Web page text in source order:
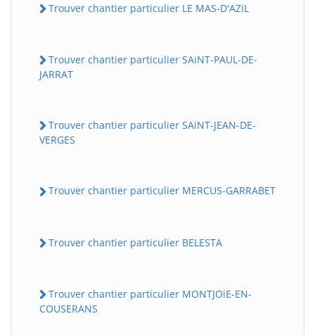
Trouver chantier particulier LE MAS-D'AZiL
Trouver chantier particulier SAiNT-PAUL-DE-
JARRAT
Trouver chantier particulier SAiNT-JEAN-DE-
VERGES
Trouver chantier particulier MERCUS-GARRABET
Trouver chantier particulier BELESTA
Trouver chantier particulier MONTJOiE-EN-
COUSERANS